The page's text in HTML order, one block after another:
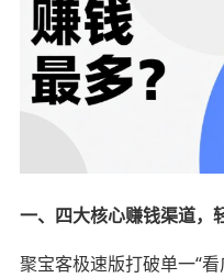
一、四大核心赚钱渠道，
聚宝客极速版打破单一“